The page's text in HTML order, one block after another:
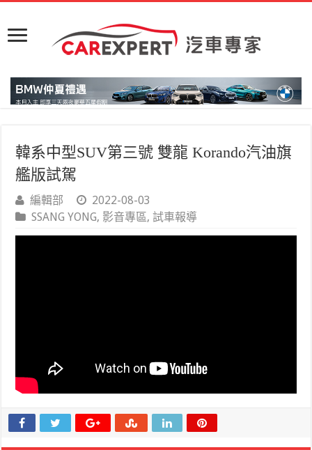
韓系中型SUV第三號 雙龍 Korando汽油旗
艦版試駕
編輯部
2022-08-03
SSANG YONG, 影音專區,試車報導